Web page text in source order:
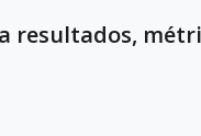
resultados,